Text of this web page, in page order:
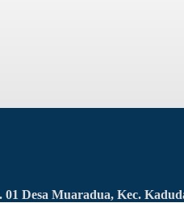
Desa Muaradua, Kec.